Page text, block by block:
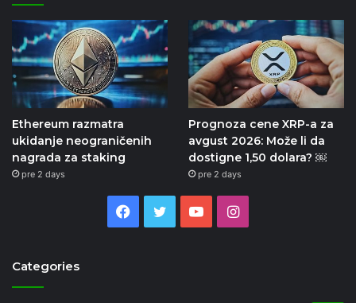
Ethereum razmatra
ukidanje neograničenih
nagrada za staking
pre 2 days
Prognoza cene XRP-a za
avgust 2026: Može li da
dostigne 1,50 dolara? ￼
pre 2 days
Facebook
TwitterYouTubeInstagram
Categories